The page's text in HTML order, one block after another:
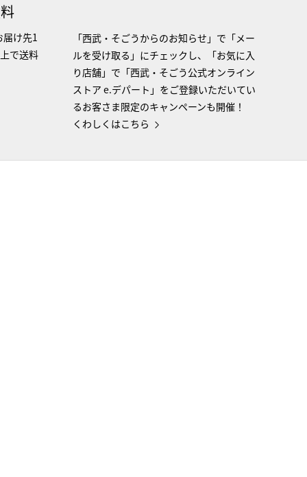
け先1
で送料
「西武・そごうからのお知らせ」で「メー
ルを受け取る」にチェックし、「お気に入
り店舗」で「西武・そごう公式オンライン
ストア e.デパート」をご登録いただいてい
るお客さま限定のキャンペーンも開催！
くわしくはこちら